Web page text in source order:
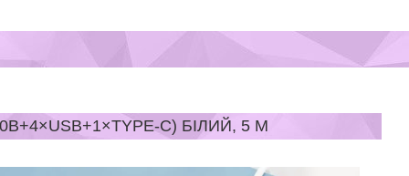
C) БІЛИЙ, 5 М